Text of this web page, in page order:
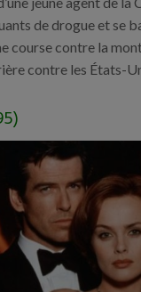
de drogue et se
course contre la
contre les États-